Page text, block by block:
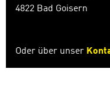
4822 Bad Goisern
Oder über unser